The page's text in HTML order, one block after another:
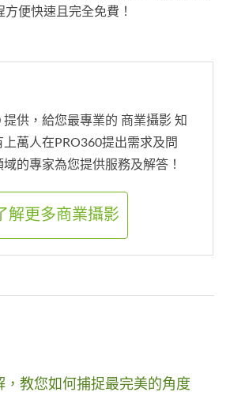
便快速且完全免費！
提供，給您最專業的 商業攝影 知
萬人在PRO360提出需求及問
的專家為您提供服務及解答！
了解更多商業攝影
，教您如何捕捉最完美的角度